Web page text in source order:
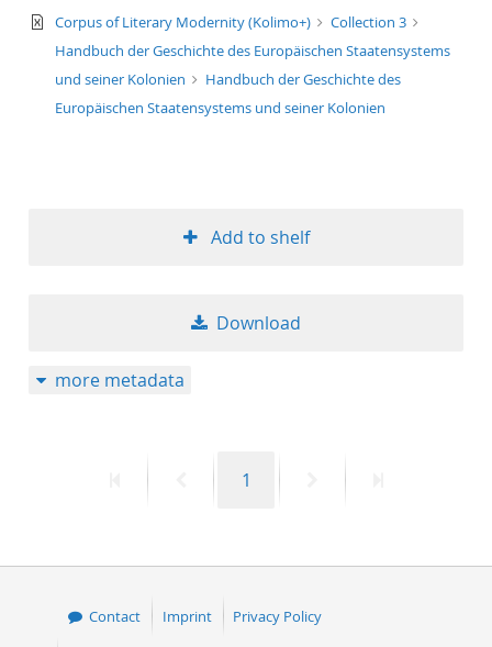
format
publication date
text/xml
Corpus of Literary Modernity (Kolimo+)
Collection 3
Handbuch der Geschichte des Europäischen Staatensystems
und seiner Kolonien
Handbuch der Geschichte des
Europäischen Staatensystems und seiner Kolonien
Add to shelf
Download
more metadata
PreviousPage
1
Contact Imprint Privacy Policy